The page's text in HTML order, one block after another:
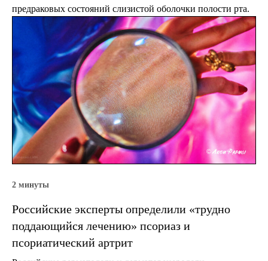
предраковых состояний слизистой оболочки полости рта.
2 минуты
Российские эксперты определили «трудно
поддающийся лечению» псориаз и
псориатический артрит